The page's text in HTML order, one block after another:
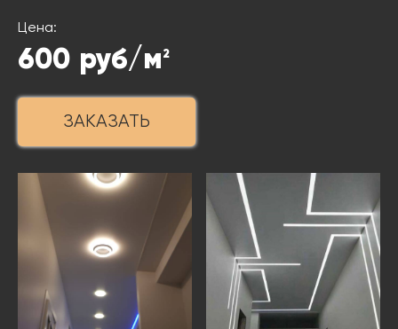
Цена:
600 руб/м2
ЗАКАЗАТЬ